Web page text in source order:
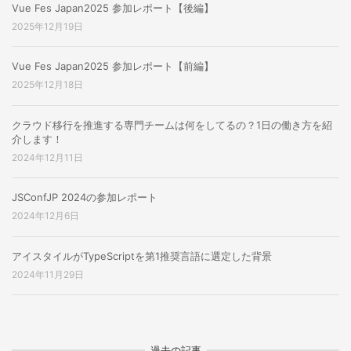
Vue Fes Japan2025 参加レポート【後編】
2025年12月19日
Vue Fes Japan2025 参加レポート【前編】
2025年12月18日
クラウド移行を推進する専門チームは何をしてるの？1日の働き方を紹
介します！
2024年12月11日
JSConfJP 2024の参加レポート
2024年12月6日
アイスタイルがTypeScriptを第1推奨言語に選定した背景
2024年11月29日